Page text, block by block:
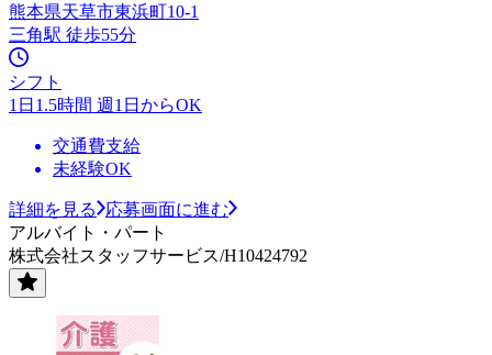
熊本県天草市東浜町10-1
三角駅 徒歩55分
シフト
1日1.5時間 週1日からOK
交通費支給
未経験OK
詳細を見る
応募画面に進む
アルバイト・パート
株式会社スタッフサービス/H10424792